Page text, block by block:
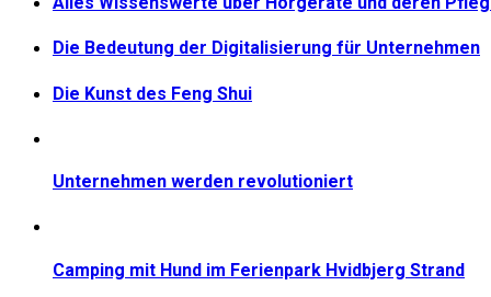
Die Bedeutung der Digitalisierung für Unternehmen
Die Kunst des Feng Shui
Unternehmen werden revolutioniert
Camping mit Hund im Ferienpark Hvidbjerg Strand